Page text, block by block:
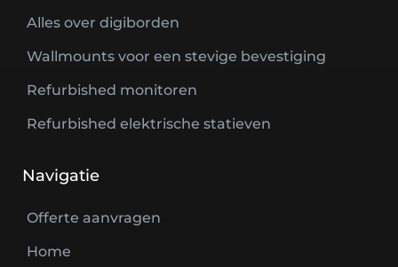
Alles over digiborden
Wallmounts voor een stevige bevestiging
Refurbished monitoren
Refurbished elektrische statieven
Navigatie
Offerte aanvragen
Home